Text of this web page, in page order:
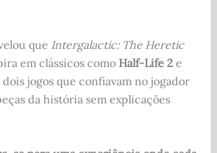
que Intergalactic: The Heretic
em clássicos como Half-Life 2e
dois jogos que confiavam no jogador
da história sem explicações